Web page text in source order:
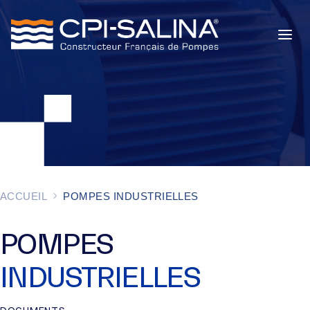
SERVICES
À PROPOS
ACCUEIL POMPES INDUSTRIELLES
POMPES
INDUSTRIELLES